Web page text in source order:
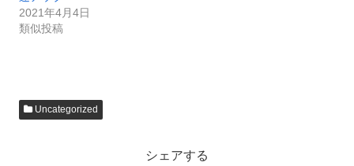
2021年4月4日
類似投稿
Uncategorized
シェアする